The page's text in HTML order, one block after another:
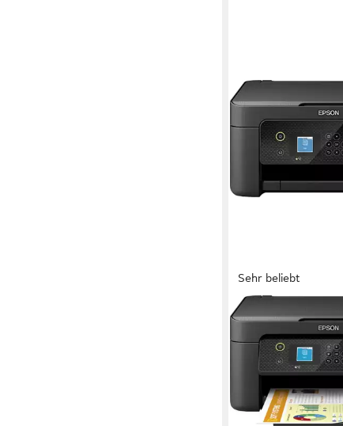
Sehr beliebt
EPSON
WF-2910DWF
5760 x 1440 dpi
1200 x 2400 dpi
Tintendruck
-12%
in 2-3 Werktagen bei